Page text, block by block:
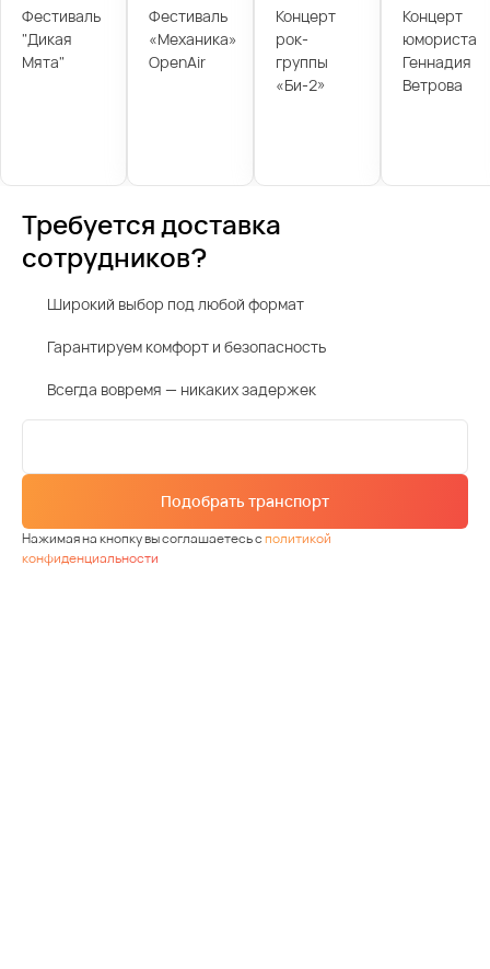
Фестиваль
"Дикая
Мята"
Фестиваль
«Механика»
OpenAir
Концерт
рок-
группы
«Би-2»
Концерт
юмориста
Геннадия
Ветрова
Требуется доставка
сотрудников?
Широкий выбор под любой формат
Гарантируем комфорт и безопасность
Всегда вовремя — никаких задержек
Подобрать транспорт
Нажимая на кнопку вы соглашаетесь сполитикой
конфиденциальности